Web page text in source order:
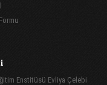
Enstitüsü Evliya Çelebi